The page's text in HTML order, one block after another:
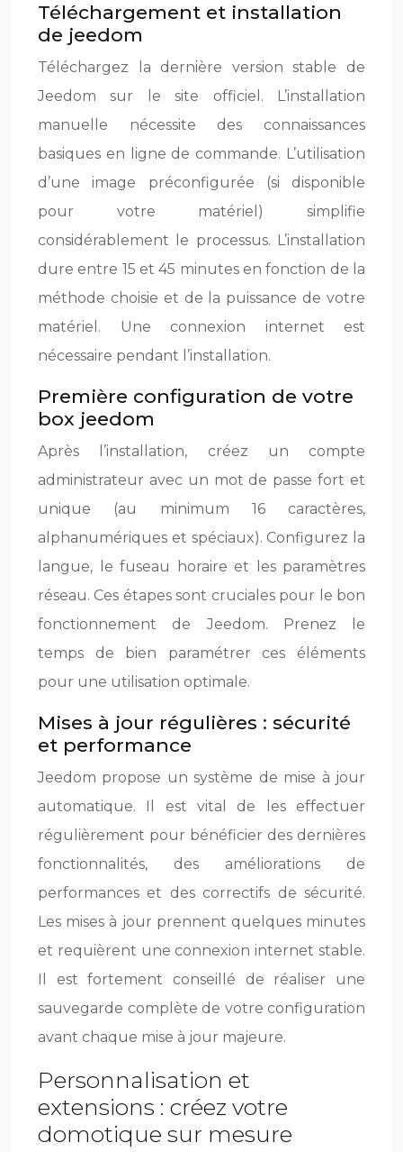
Téléchargement et installation
de jeedom
Téléchargez la dernière version stable de
Jeedom sur le site officiel. L’installation
manuelle nécessite des connaissances
basiques en ligne de commande. L’utilisation
d’une image préconfigurée (si disponible
pour votre matériel) simplifie
considérablement le processus. L’installation
dure entre 15 et 45 minutes en fonction de la
méthode choisie et de la puissance de votre
matériel. Une connexion internet est
nécessaire pendant l’installation.
Première configuration de votre
box jeedom
Après l’installation, créez un compte
administrateur avec un mot de passe fort et
unique (au minimum 16 caractères,
alphanumériques et spéciaux). Configurez la
langue, le fuseau horaire et les paramètres
réseau. Ces étapes sont cruciales pour le bon
fonctionnement de Jeedom. Prenez le
temps de bien paramétrer ces éléments
pour une utilisation optimale.
Mises à jour régulières : sécurité
et performance
Jeedom propose un système de mise à jour
automatique. Il est vital de les effectuer
régulièrement pour bénéficier des dernières
fonctionnalités, des améliorations de
performances et des correctifs de sécurité.
Les mises à jour prennent quelques minutes
et requièrent une connexion internet stable.
Il est fortement conseillé de réaliser une
sauvegarde complète de votre configuration
avant chaque mise à jour majeure.
Personnalisation et
extensions : créez votre
domotique sur mesure